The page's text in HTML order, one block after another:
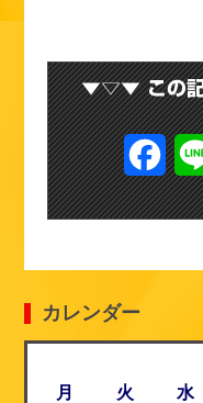
F
a
カレンダー
月
火 水